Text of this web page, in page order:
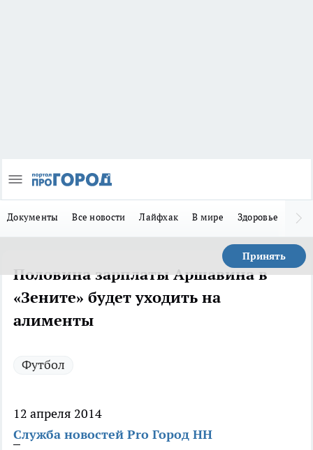
Документы Все новости Лайфхак В мире Здоровье
Принять
Половина зарплаты Аршавина в
«Зените» будет уходить на
алименты
Футбол
12 апреля 2014
Служба новостей Pro Город НН